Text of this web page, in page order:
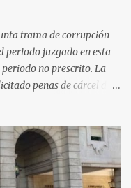
trama de corrupción
periodo juzgado en esta
periodo no prescrito. La
penas de cárcel de
española Defex,
su escrito de
pagó comisiones